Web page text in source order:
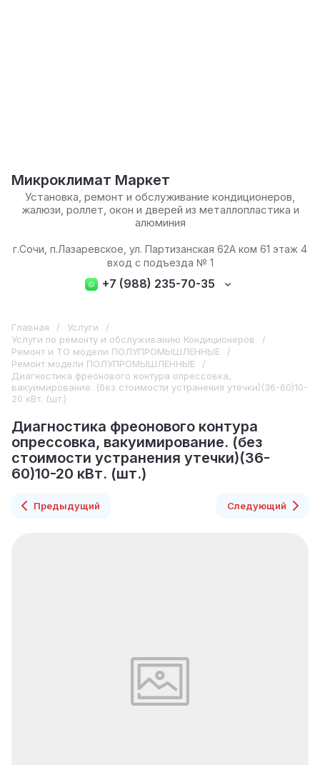
г.Сочи, п.Лазаревское, ул. Партизанская 62А ком 61 этаж 4
вход с подъезда № 1
+7 (988) 235-70-35
Микроклимат Маркет
Установка, ремонт и обслуживание кондиционеров,
жалюзи, роллет, окон и дверей из металлопластика и
алюминия
Главная / Услуги
/
Услуги по ремонту и обслуживанию Кондиционеров
/
Ремонт и ТО модели ПОЛУПРОМЫШЛЕННЫЕ
/
Ремонт модели ПОЛУПРОМЫШЛЕННЫЕ
/
Диагностика фреонового контура опресcовка,
вакуимирование. (без стоимости устранения утечки)(36-60)10-
20 кВт. (шт.)
Диагностика фреонового контура
опресcовка, вакуимирование. (без
стоимости устранения утечки)(36-
60)10-20 кВт. (шт.)
Предыдущий Следующий